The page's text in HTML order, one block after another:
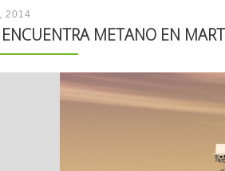
2014
METANO EN